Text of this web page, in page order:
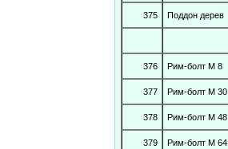
375 Поддон дерев
376 Рим-болт М 8
377 Рим-болт М 30
378 Рим-болт М 48
379 Рим-болт М 64